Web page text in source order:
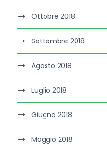
Ottobre 2018
Settembre 2018
Agosto 2018
Luglio 2018
Giugno 2018
Maggio 2018